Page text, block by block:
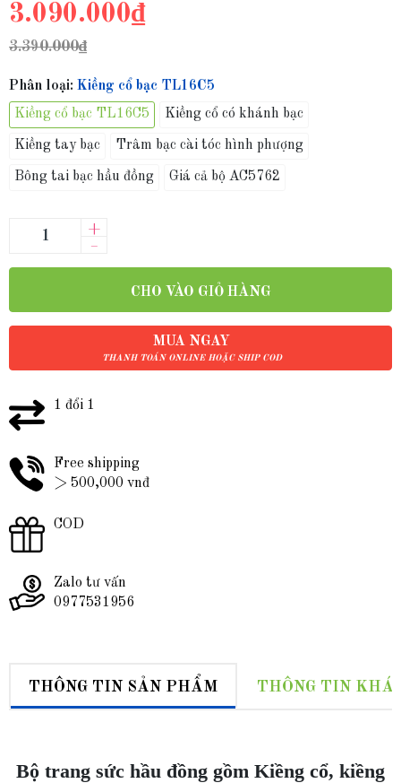
3.090.000₫
3.390.000₫
Phân loại: Kiềng cổ bạc TL16C5
Kiềng cổ bạc TL16C5
Kiềng cổ có khánh bạc
Kiềng tay bạc Trâm bạc cài tóc hình phượng
Bông tai bạc hầu đồng Giá cả bộ AC5762
–
+
CHO VÀO GIỎ HÀNG
MUA NGAY
THANH TOÁN ONLINE HOẶC SHIP COD
1 đổi 1
Free shipping
> 500,000 vnđ
COD
Zalo tư vấn
0977531956
THÔNG TIN SẢN PHẨM THÔNG TIN
Bộ trang sức hầu đồng gồm Kiềng cổ, kiềng